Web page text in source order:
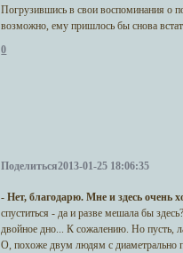
Погрузившись в свои воспоминания о
возможно, ему пришлось бы снова
0
Поделиться2013-01-25 18:06:35
- Нет, благодарю. Мне и здесь очень
спуститься - да и разве мешала бы
двойное дно... К сожалению. Но пусть,
О, похоже двум людям с диаметрально